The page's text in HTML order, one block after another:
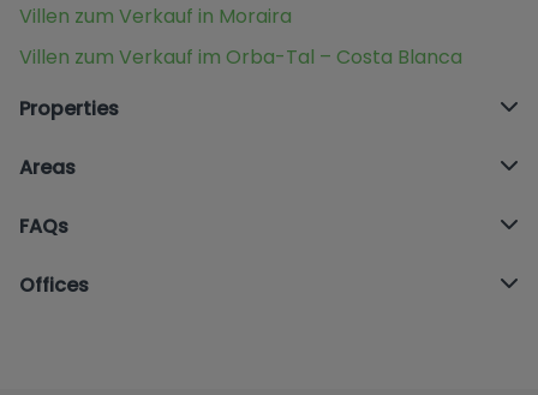
Villen zum Verkauf in Moraira
Villen zum Verkauf im Orba-Tal – Costa Blanca
Properties
Areas
FAQs
Offices